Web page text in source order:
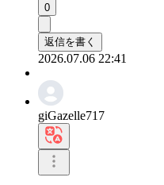
0
返信を書く
2026.07.06 22:41
giGazelle717